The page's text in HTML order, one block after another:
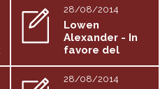
28/08/2014
Lowen
Alexander - In
favore del
pudore
28/08/2014